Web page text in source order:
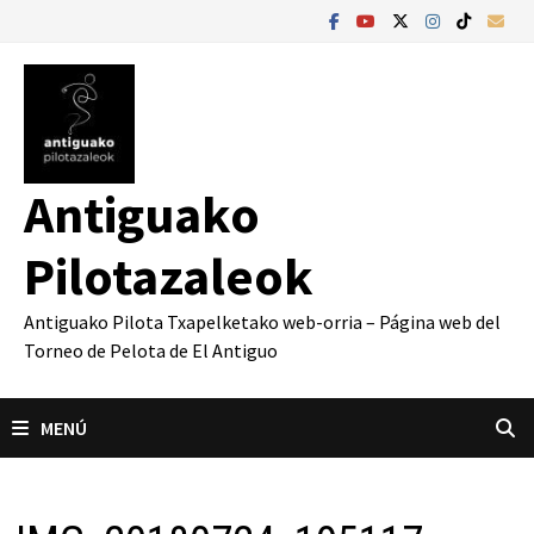
contenido
Antiguako
Pilotazaleok
Antiguako Pilota Txapelketako web-orria – Página web del
Torneo de Pelota de El Antiguo
MENÚ